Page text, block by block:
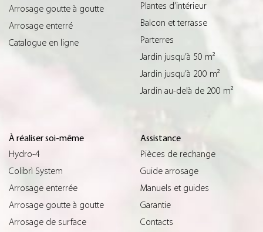
Arrosage goutte à goutte
Arrosage enterré
Catalogue en ligne
Plantes d’intérieur
Balcon et terrasse
Parterres
Jardin jusqu’à 50 m²
Jardin jusqu’à 200 m²
Jardin au-delà de 200 m²
À réaliser soi-même
Hydro-4
Colibrì System
Arrosage enterrée
Arrosage goutte à goutte
Arrosage de surface
Assistance
Pièces de rechange
Guide arrosage
Manuels et guides
Garantie
Contacts